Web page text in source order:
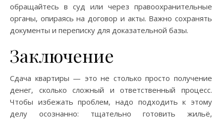
обращайтесь в суд или через правоохранительные
органы, опираясь на договор и акты. Важно сохранять
документы и переписку для доказательной базы.
Заключение
Сдача квартиры — это не столько просто получение
денег, сколько сложный и ответственный процесс.
Чтобы избежать проблем, надо подходить к этому
делу осознанно: тщательно готовить жильё,